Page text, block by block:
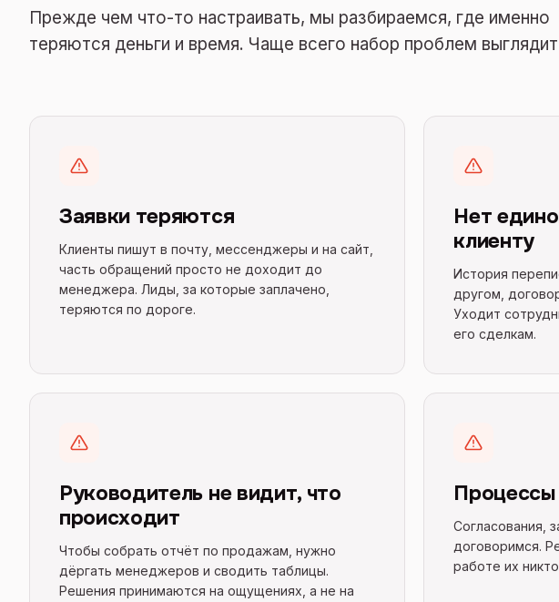
Прежде чем что-то настраивать, мы разбираемся, где именно
теряются деньги и время. Чаще всего набор проблем выглядит
Заявки теряются
Клиенты пишут в почту, мессенджеры и на сайт,
часть обращений просто не доходит до
менеджера. Лиды, за которые заплачено,
теряются по дороге.
Нет
клиенту
История
другом,
Уходит
его сделкам.
Руководитель не видит, что
происходит
Чтобы собрать отчёт по продажам, нужно
дёргать менеджеров и сводить таблицы.
Решения принимаются на ощущениях, а не на
Согласования,
договоримся.
работе их